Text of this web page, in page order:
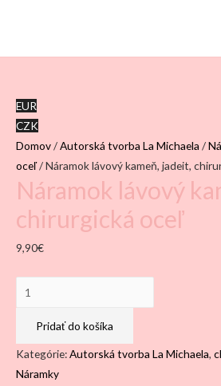
EUR
CZK
Domov/Autorská tvorba La Michaela /
oceľ/ Náramok lávový kameň, jadeit,
Náramok lávový
chirurgická oceľ
9,90€
množstvo
Náramok
lávový
kameň,
Pridať do košíka
Kategórie:Autorská tvorba La Michaela,
Náramky